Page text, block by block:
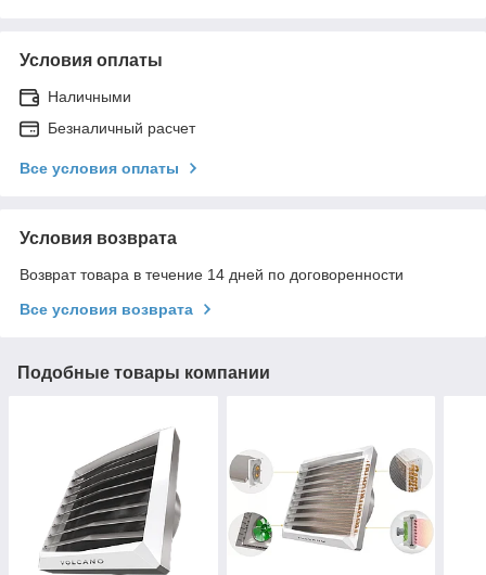
Условия оплаты
Наличными
Безналичный расчет
Все условия оплаты
Условия возврата
Возврат товара в течение 14 дней по договоренности
Все условия возврата
Подобные товары компании